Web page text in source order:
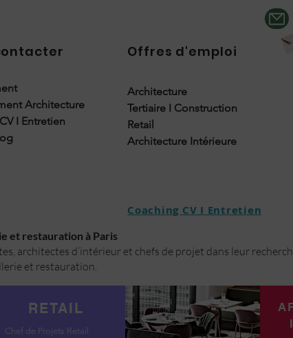
Architecture
I Entretien
Offres d'emploi
Architecture
Tertiaire I Construction
Retail
Architecture Intérieure
Coaching CV I Entretien
et restauration à Paris
architectes d’intérieur et chefs de projet dans leur
et restauration.
RETAIL
Chef de Projets Retail